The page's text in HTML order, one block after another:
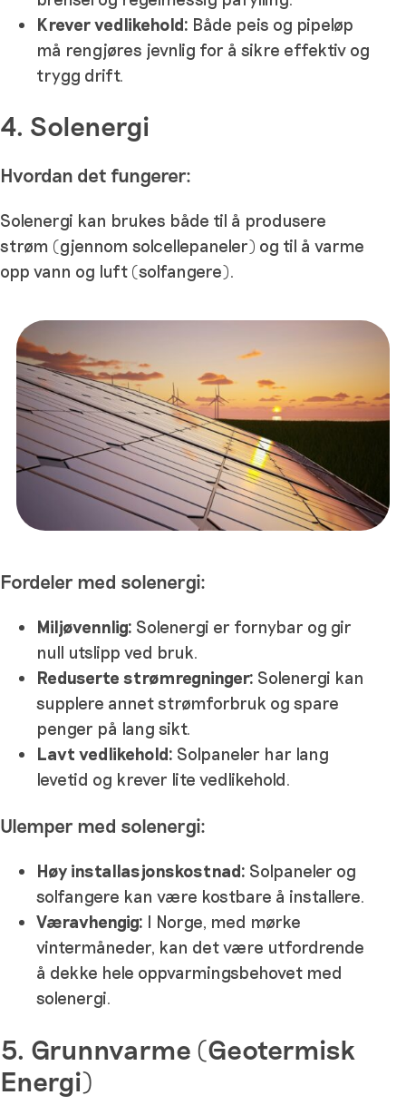
Krever vedlikehold: Både peis og pipeløp
må rengjøres jevnlig for å sikre effektiv og
trygg drift.
4. Solenergi
Hvordan det fungerer:
Solenergi kan brukes både til å produsere
strøm (gjennom solcellepaneler) og til å varme
opp vann og luft (solfangere).
Fordeler med solenergi:
Miljøvennlig: Solenergi er fornybar og gir
null utslipp ved bruk.
Reduserte strømregninger: Solenergi kan
supplere annet strømforbruk og spare
penger på lang sikt.
Lavt vedlikehold: Solpaneler har lang
levetid og krever lite vedlikehold.
Ulemper med solenergi:
Høy installasjonskostnad: Solpaneler og
solfangere kan være kostbare å installere.
Væravhengig: I Norge, med mørke
vintermåneder, kan det være utfordrende
å dekke hele oppvarmingsbehovet med
solenergi.
5. Grunnvarme (Geotermisk
Energi)